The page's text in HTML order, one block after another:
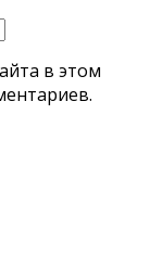
в этом